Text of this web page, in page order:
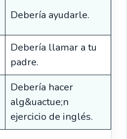
Debería ayudarle.
Debería llamar a tu
padre.
Debería hacer
alg&uactue;n
ejercicio de inglés.